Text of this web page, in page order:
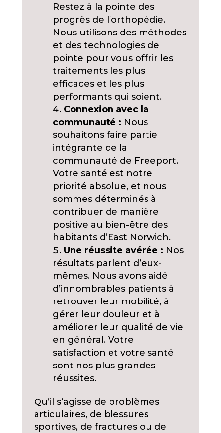
Restez à la pointe des
progrès de l’orthopédie.
Nous utilisons des méthodes
et des technologies de
pointe pour vous offrir les
traitements les plus
efficaces et les plus
performants qui soient.
Connexion avec la
communauté : Nous
souhaitons faire partie
intégrante de la
communauté de Freeport.
Votre santé est notre
priorité absolue, et nous
sommes déterminés à
contribuer de manière
positive au bien-être des
habitants d’East Norwich.
Une réussite avérée : Nos
résultats parlent d’eux-
mêmes. Nous avons aidé
d’innombrables patients à
retrouver leur mobilité, à
gérer leur douleur et à
améliorer leur qualité de vie
en général. Votre
satisfaction et votre santé
sont nos plus grandes
réussites.
Qu’il s’agisse de problèmes
articulaires, de blessures
sportives, de fractures ou de